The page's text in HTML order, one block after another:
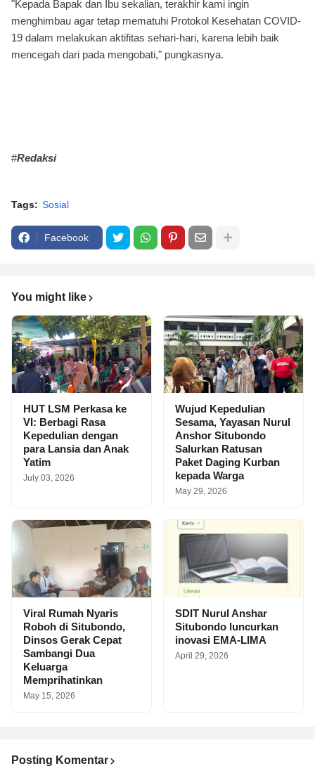
"Kepada Bapak dan Ibu sekalian, terakhir kami ingin
menghimbau agar tetap mematuhi Protokol Kesehatan COVID-
19 dalam melakukan aktifitas sehari-hari, karena lebih baik
mencegah dari pada mengobati," pungkasnya.
#Redaksi
Tags: Sosial
Facebook
You might like
HUT LSM Perkasa ke
VI: Berbagi Rasa
Kepedulian dengan
para Lansia dan Anak
Yatim
July 03, 2026
Wujud Kepedulian
Sesama, Yayasan Nurul
Anshor Situbondo
Salurkan Ratusan
Paket Daging Kurban
kepada Warga
May 29, 2026
Viral Rumah Nyaris
Roboh di Situbondo,
Dinsos Gerak Cepat
Sambangi Dua
Keluarga
Memprihatinkan
May 15, 2026
SDIT Nurul Anshar
Situbondo luncurkan
inovasi EMA-LIMA
April 29, 2026
Posting Komentar